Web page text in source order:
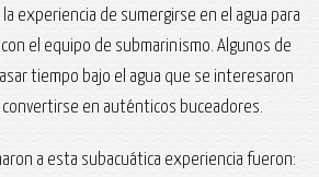
experiencia de sumergirse en el agua para
el equipo de submarinismo. Algunos de
tiempo bajo el agua que se interesaron
convertirse en auténticos buceadores.
a esta subacuática experiencia fueron: